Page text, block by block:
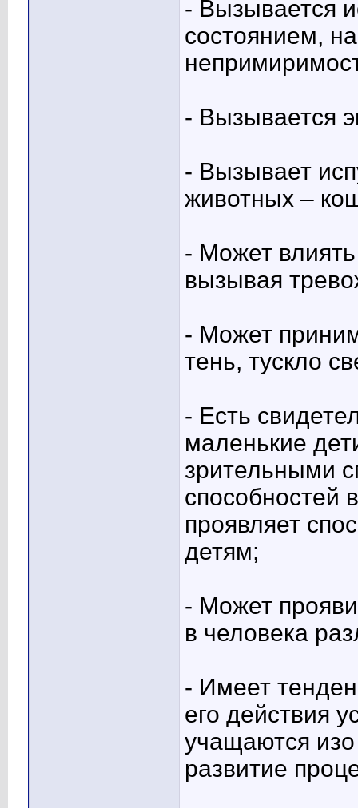
- Вызывается
состоянием,
- Вызывается
- Вызывает
животных –
- Может
вызывая
- Может
тень, тускло
- Есть
маленькие
зрительными
способностей
проявляет
детям;
- Может
в человека
- Имеет
его действия
учащаются
развитие